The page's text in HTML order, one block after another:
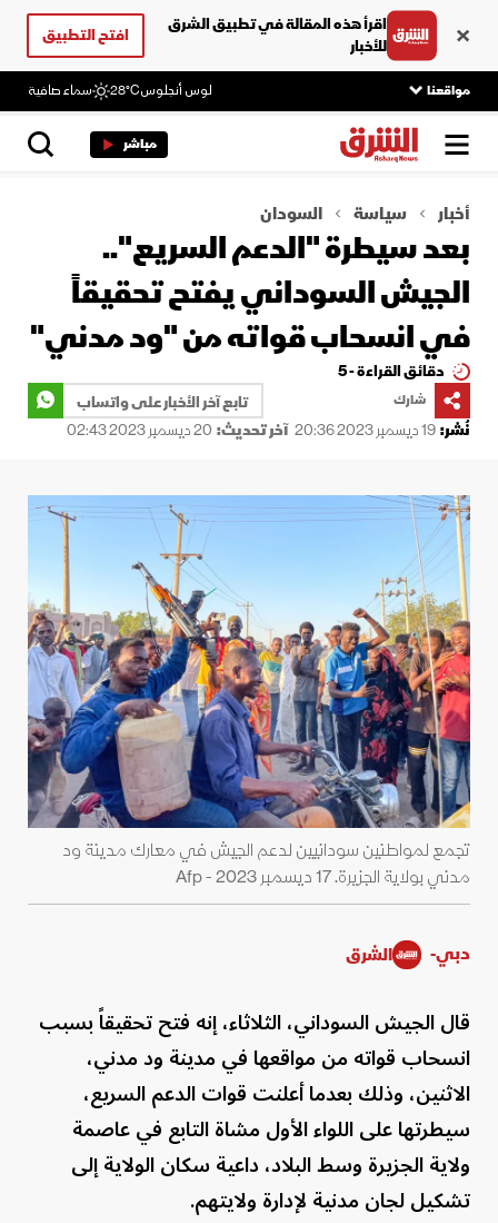
اقرأ هذه المقالة في تطبيق الشرق
للأخبار
افتح التطبيق
مواقعنا لوس أنجلوس28°C سماء صافية
مباشر
أخبار سياسة السودان
بعد سيطرة "الدعم السريع"..
الجيش السوداني يفتح تحقيقاً
في انسحاب قواته من "ود مدني"
دقائق القراءة - 5
شارك
تابع آخر الأخبار على واتساب
نُشر:19 ديسمبر 2023 20:36 آخر تحديث: 20 ديسمبر 2023 02:43
تجمع لمواطنين سودانيين لدعم الجيش في معارك مدينة ود
مدني بولاية الجزيرة. 17 ديسمبر 2023 - Afp
دبي- الشرق
قال الجيش السوداني، الثلاثاء، إنه فتح تحقيقاً بسبب
انسحاب قواته من مواقعها في مدينة ود مدني،
الاثنين، وذلك بعدما أعلنت قوات الدعم السريع،
سيطرتها على اللواء الأول مشاة التابع في عاصمة
ولاية الجزيرة وسط البلاد، داعية سكان الولاية إلى
تشكيل لجان مدنية لإدارة ولايتهم.